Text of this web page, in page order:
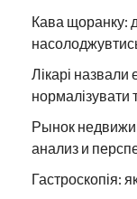
Кава щоранку:
Лікарі
нормалізувати
Рынок
анализ и
Гастроскопія: